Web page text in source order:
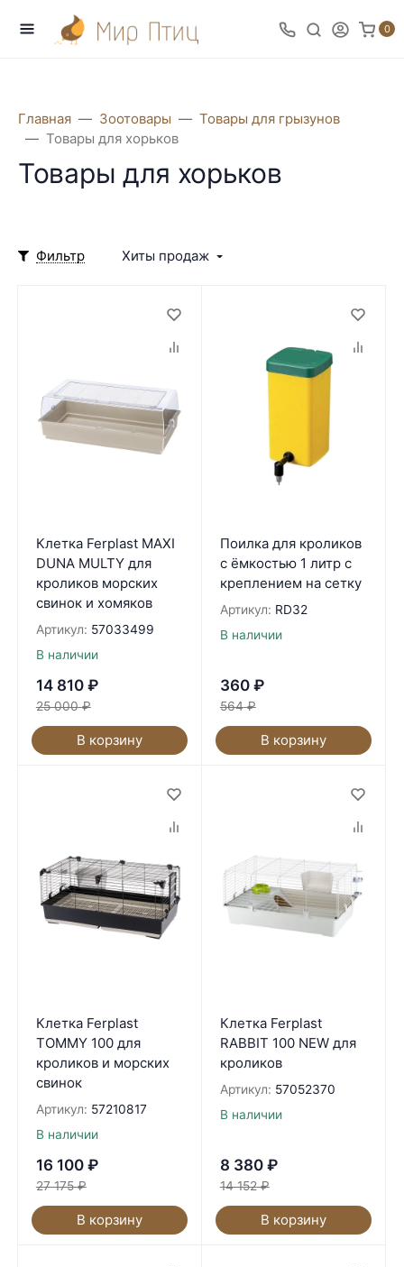
0
Главная Зоотовары
Товары для грызунов
Товары для хорьков
Товары для хорьков
Фильтр Хиты продаж
Клетка Ferplast MAXI
DUNA MULTY для
кроликов морских
свинок и хомяков
Артикул: 57033499
В наличии
14 810 ₽
25 000 ₽
В корзину
Поилка для кроликов
с ёмкостью 1 литр с
креплением на сетку
Артикул: RD32
В наличии
360 ₽
564 ₽
В корзину
Клетка Ferplast
TOMMY 100 для
кроликов и морских
свинок
Артикул: 57210817
В наличии
16 100 ₽
27 175 ₽
В корзину
Клетка Ferplast
RABBIT 100 NEW для
кроликов
Артикул: 57052370
В наличии
8 380 ₽
14 152 ₽
В корзину